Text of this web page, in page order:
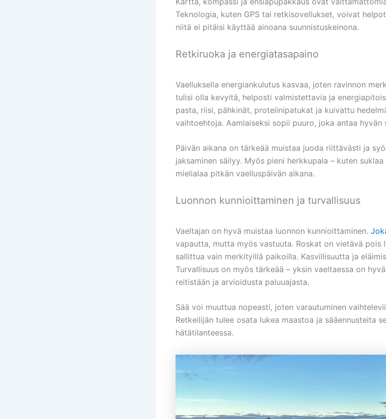
Teknologia, kuten GPS tai retkisovellukset, voivat
niitä ei pitäisi käyttää ainoana suunnistuskeinona.
Retkiruoka ja energiatasapaino
Vaelluksella energiankulutus kasvaa, joten ravinnon
tulisi olla kevyitä, helposti valmistettavia ja
pasta, riisi, pähkinät, proteiinipatukat ja kuivattu
vaihtoehtoja. Aamiaiseksi sopii puuro, joka antaa hyvän
Päivän aikana on tärkeää muistaa juoda riittävästi ja
jaksaminen säilyy. Myös pieni herkkupala – kuten
mielialaa pitkän vaelluspäivän aikana.
Luonnon kunnioittaminen ja turvallisuus
Vaeltajan on hyvä muistaa luonnon kunnioittaminen.
vapautta, mutta myös vastuuta. Roskat on vietävä pois
sallittua vain merkityillä paikoilla. Kasvillisuutta ja
Turvallisuus on myös tärkeää – yksin vaeltaessa on
reitistään ja arvioidusta paluuajasta.
Sää voi muuttua nopeasti, joten varautuminen
Retkeilijän tulee osata lukea maastoa ja sääennusteita
hätätilanteessa.